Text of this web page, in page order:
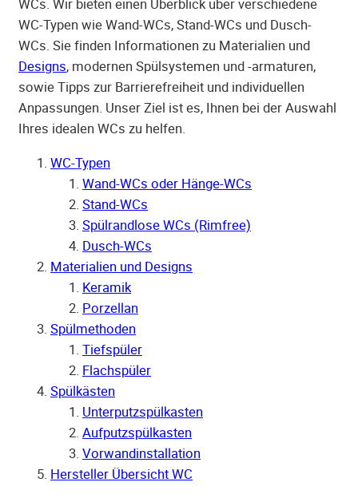
WCs. Wir bieten einen Überblick über verschiedene
WC-Typen wie Wand-WCs, Stand-WCs und Dusch-
WCs. Sie finden Informationen zu Materialien und
Designs, modernen Spülsystemen und -armaturen,
sowie Tipps zur Barrierefreiheit und individuellen
Anpassungen. Unser Ziel ist es, Ihnen bei der Auswahl
Ihres idealen WCs zu helfen.
WC-Typen
Wand-WCs oder Hänge-WCs
Stand-WCs
Spülrandlose WCs (Rimfree)
Dusch-WCs
Materialien und Designs
Keramik
Porzellan
Spülmethoden
Tiefspüler
Flachspüler
Spülkästen
Unterputzspülkasten
Aufputzspülkasten
Vorwandinstallation
Hersteller Übersicht WC